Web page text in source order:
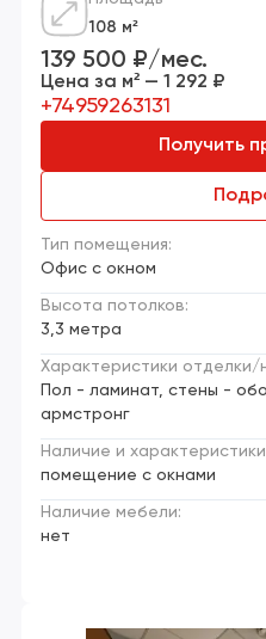
108 м²
Тип помещения:
Офис с окном
Высота потолков:
3,3 метра
Характеристики отделки/
Пол - ламинат, стены -
армстронг
Наличие и
помещение с окнами
Наличие мебели:
нет
139 500 ₽/мес.
Цена за м² — 1 292 ₽
+74959263131
Получить